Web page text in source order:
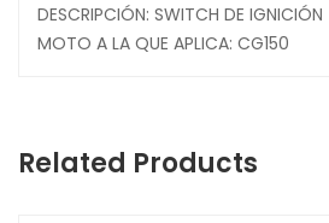
DESCRIPCIÓN: SWITCH DE IGNICIÓN
MOTO A LA QUE APLICA: CG150
Related Products